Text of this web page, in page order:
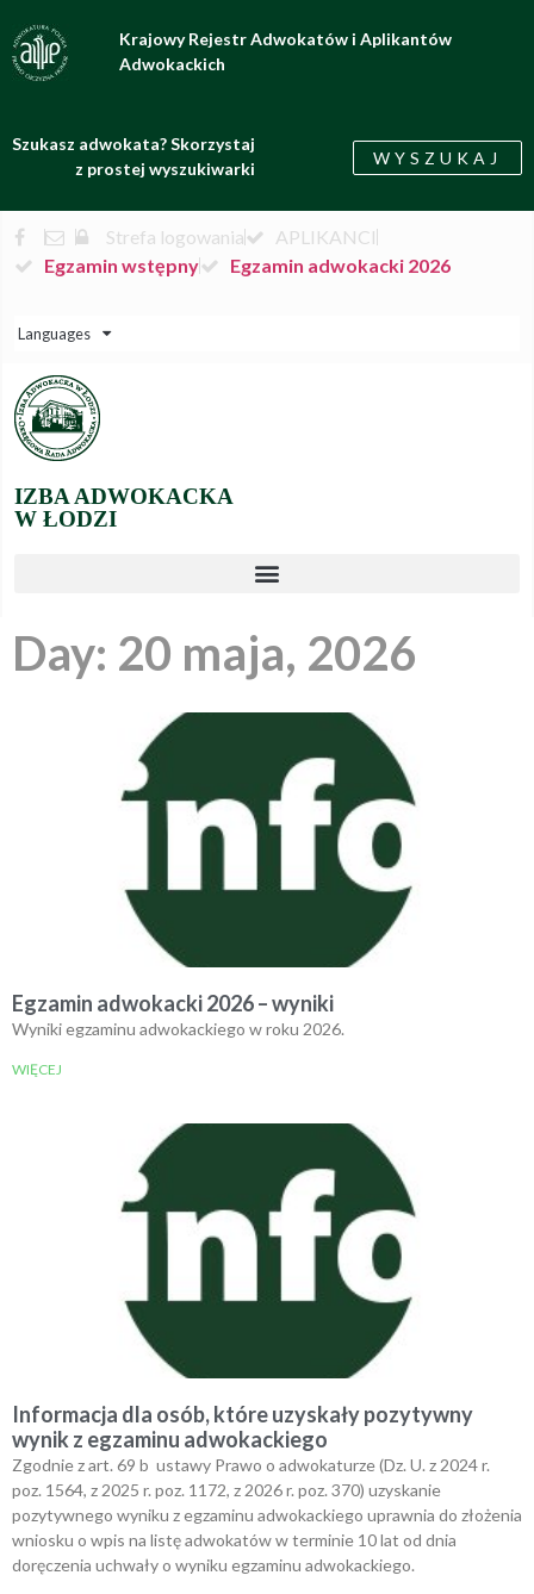
Krajowy Rejestr Adwokatów i Aplikantów
Adwokackich
Szukasz adwokata? Skorzystaj
z prostej wyszukiwarki
WYSZUKAJ
Strefa logowania
APLIKANCI
Egzamin wstępny
Egzamin adwokacki 2026
Languages
IZBA ADWOKACKA
W ŁODZI
Day: 20 maja, 2026
Egzamin adwokacki 2026 – wyniki
Wyniki egzaminu adwokackiego w roku 2026.
WIĘCEJ
Informacja dla osób, które uzyskały pozytywny
wynik z egzaminu adwokackiego
Zgodnie z art. 69 b ustawy Prawo o adwokaturze (Dz. U. z 2024 r.
poz. 1564, z 2025 r. poz. 1172, z 2026 r. poz. 370) uzyskanie
pozytywnego wyniku z egzaminu adwokackiego uprawnia do złożenia
wniosku o wpis na listę adwokatów w terminie 10 lat od dnia
doręczenia uchwały o wyniku egzaminu adwokackiego.